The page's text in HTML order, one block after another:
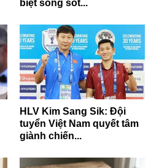
biệt sống sót...
HLV Kim Sang Sik: Đội
tuyển Việt Nam quyết tâm
giành chiến...